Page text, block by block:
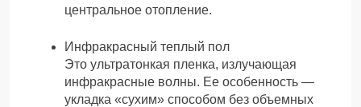
центральное отопление.
Инфракрасный теплый пол
Это ультратонкая пленка, излучающая
инфракрасные волны. Ее особенность —
укладка «сухим» способом без объемных